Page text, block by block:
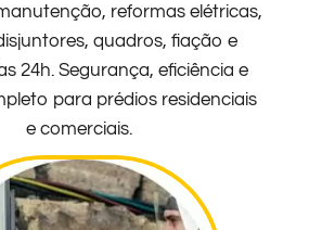
reformas elétricas,
quadros, fiação e
24h. Segurança, eficiência e
para prédios residenciais
e comerciais.